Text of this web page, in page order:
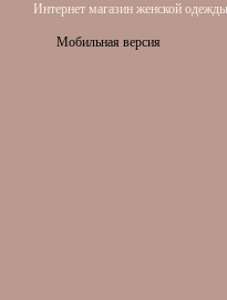
Интернет магазин женской
Мобильная версия